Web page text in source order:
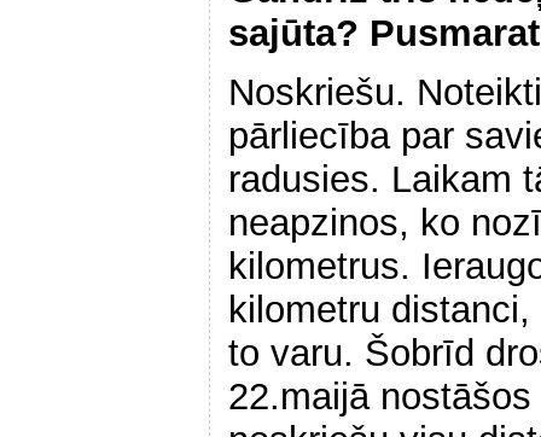
sajūta?
Noskriešu.
pārliecība par
radusies. Laikam
neapzinos, ko
kilometrus.
kilometru
to varu. Šobrīd
22.maijā